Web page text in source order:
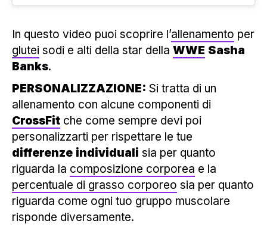
In questo video puoi scoprire l’allenamento per
glutei sodi e alti della star della WWE Sasha
Banks.
PERSONALIZZAZIONE: Si tratta di un
allenamento con alcune componenti di
CrossFit che come sempre devi poi
personalizzarti per rispettare le tue
differenze individuali sia per quanto
riguarda la composizione corporea e la
percentuale di grasso corporeo sia per quanto
riguarda come ogni tuo gruppo muscolare
risponde diversamente.